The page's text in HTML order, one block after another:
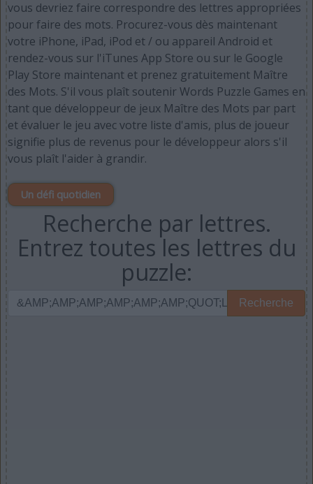
vous devriez faire correspondre des lettres appropriées
pour faire des mots. Procurez-vous dès maintenant
votre iPhone, iPad, iPod et / ou appareil Android et
rendez-vous sur l'iTunes App Store ou sur le Google
Play Store maintenant et prenez gratuitement Maître
des Mots. S'il vous plaît soutenir Words Puzzle Games en
tant que développeur de jeux Maître des Mots par part
et évaluer le jeu avec votre liste d'amis, plus de joueur
signifie plus de revenus pour le développeur alors s'il
vous plaît l'aider à grandir.
Un défi quotidien
Recherche par lettres.
Entrez toutes les lettres du
puzzle:
Recherche
Recherche